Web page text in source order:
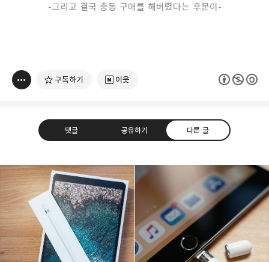
-그리고 결국 충동 구매를 해버렸다는 후문이-
구독하기 이웃
댓글 공유하기 다른 글
빛으로 쓴 편지
취미 분야 크리에이터
여행하고 사진을 찍습니다. 생각을 덧붙입니다.
구독하기 카카오톡 라인